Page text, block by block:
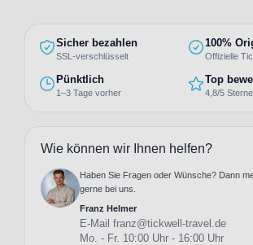
Sicher bezahlen
SSL-verschlüsselt
100%
Offizielle
Pünktlich
1–3 Tage vorher
Top
4,8/5 Sterne
Wie können wir Ihnen helfen?
Haben Sie Fragen oder Wünsche? Dann
gerne bei uns.
Franz Helmer
E-Mail franz@tickwell-travel.de
Mo. - Fr. 10:00 Uhr - 16:00 Uhr